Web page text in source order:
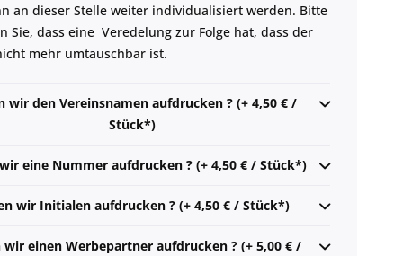
an dieser Stelle weiter individualisiert werden. Bitte
Sie, dass eine Veredelung zur Folge hat, dass der
mehr umtauschbar ist.
wir den Vereinsnamen aufdrucken ? (+ 4,50 € /
Stück*)
eine Nummer aufdrucken ? (+ 4,50 € / Stück*)
wir Initialen aufdrucken ? (+ 4,50 € / Stück*)
wir einen Werbepartner aufdrucken ? (+ 5,00 € /